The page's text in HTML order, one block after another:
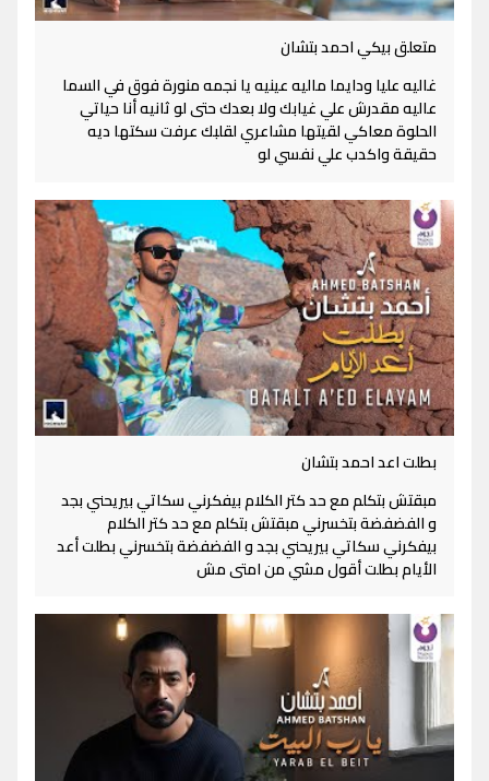
متعلق بيكي احمد بتشان
غاليه عليا ودايما ماليه عينيه يا نجمه منورة فوق في السما
عاليه مقدرش علي غيابك ولا بعدك حتى لو ثانيه أنا حياتي
الحلوة معاكي لقيتها مشاعري لقلبك عرفت سكتها ديه
حقيقة واكدب علي نفسي لو
بطلت اعد احمد بتشان
مبقتش بتكلم مع حد كتر الكلام بيفكرني سكاتي بيريحني بجد
و الفضفضة بتخسرني مبقتش بتكلم مع حد كتر الكلام
بيفكرني سكاتي بيريحني بجد و الفضفضة بتخسرني بطلت أعد
الأيام بطلت أقول مشي من امتى مش